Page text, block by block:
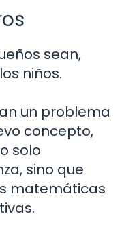
sean,
niños.
un problema
concepto,
solo
sino que
matemáticas